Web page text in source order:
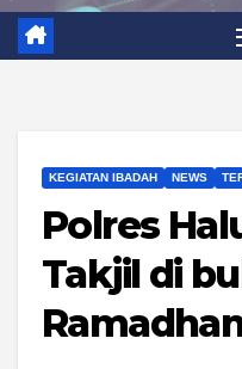
KEGIATAN IBADAH NEWS
Polres
Takjil di